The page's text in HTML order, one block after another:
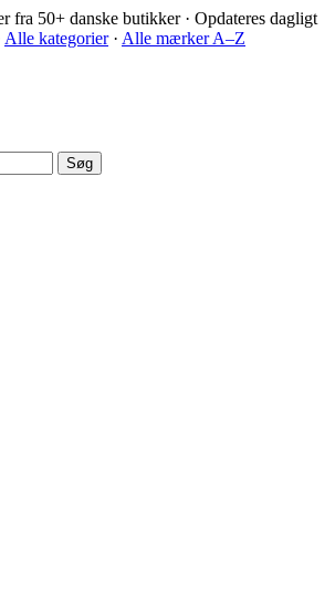
fra 50+ danske butikker · Opdateres dagligt
Alle kategorier· Alle mærker A–Z
Søg